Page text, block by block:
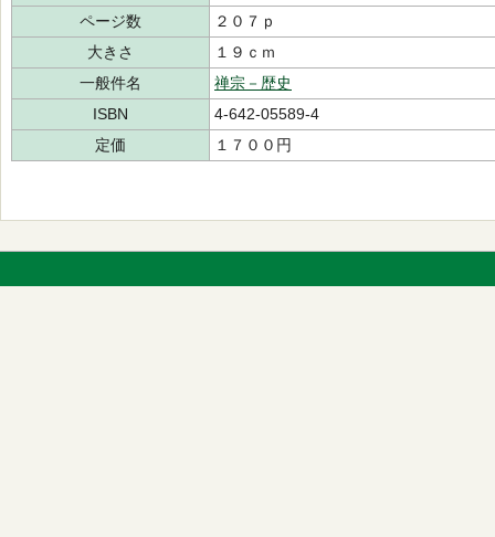
ページ数
２０７ｐ
大きさ
１９ｃｍ
一般件名
禅宗－歴史
ISBN
4-642-05589-4
定価
１７００円